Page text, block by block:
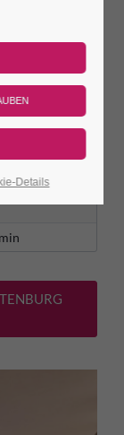
Details
auf der
Burggäste für
in der
Konzert ist